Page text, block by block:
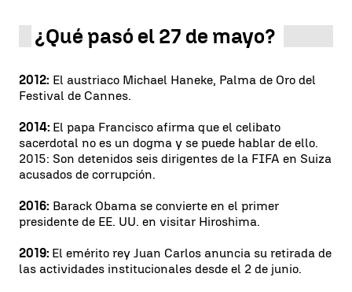
¿Qué pasó el 27 de mayo?
2012: El austriaco Michael Haneke, Palma de Oro del
Festival de Cannes.
2014: El papa Francisco afirma que el celibato
sacerdotal no es un dogma y se puede hablar de ello.
2015: Son detenidos seis dirigentes de la FIFA en Suiza
acusados de corrupción.
2016: Barack Obama se convierte en el primer
presidente de EE. UU. en visitar Hiroshima.
2019: El emérito rey Juan Carlos anuncia su retirada de
las actividades institucionales desde el 2 de junio.